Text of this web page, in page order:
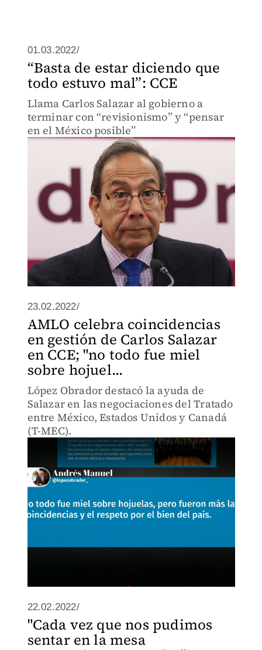
01.03.2022/
“Basta de estar diciendo que
todo estuvo mal”: CCE
Llama Carlos Salazar al gobierno a
terminar con “revisionismo” y “pensar
en el México posible”
23.02.2022/
AMLO celebra coincidencias
en gestión de Carlos Salazar
en CCE; "no todo fue miel
sobre hojuel...
López Obrador destacó la ayuda de
Salazar en las negociaciones del Tratado
entre México, Estados Unidos y Canadá
(T-MEC).
22.02.2022/
"Cada vez que nos pudimos
sentar en la mesa